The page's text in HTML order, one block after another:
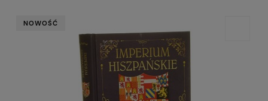
NOWOŚĆ